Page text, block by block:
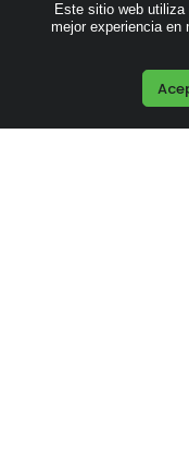
Tarjetero con
Este sitio web
mejor experiencia en